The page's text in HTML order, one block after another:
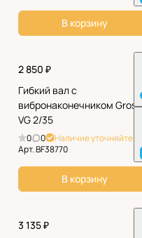
В корзину
2 850 ₽
Гибкий вал с
вибронаконечником Grost
VG 2/35
0 0
Наличие уточняйте
Арт.BF38770
В корзину
3 135 ₽